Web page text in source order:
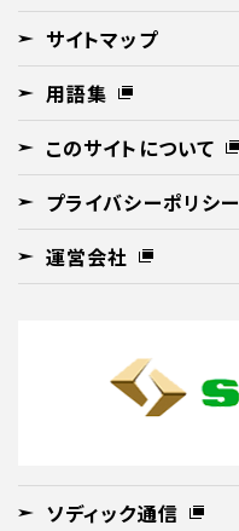
サイトマップ
用語集
このサイトについて
プライバシーポリシー
運営会社
ソディック通信